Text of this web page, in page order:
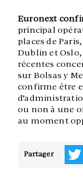
Euronext
principal
places de
Dublin et Oslo,
récentes
sur Bolsas y
confirme être
ou non à une
au moment
Partager